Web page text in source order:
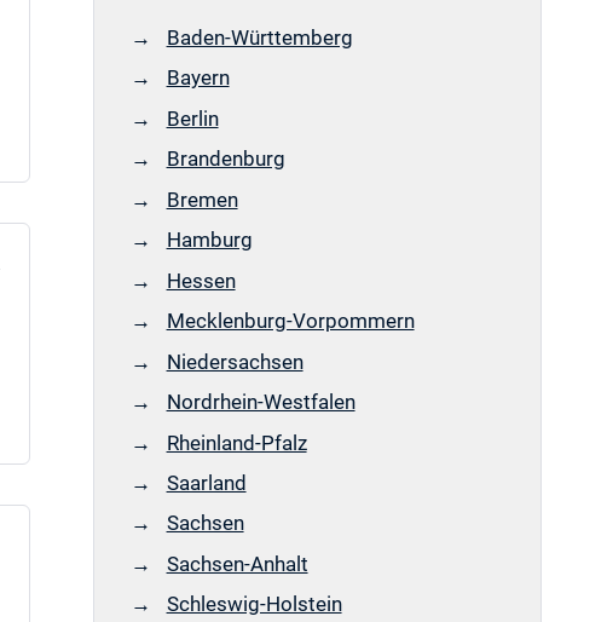
Baden-Württemberg
Bayern
Berlin
Brandenburg
Bremen
Hamburg
Hessen
Mecklenburg-Vorpommern
Niedersachsen
Nordrhein-Westfalen
Rheinland-Pfalz
Saarland
Sachsen
Sachsen-Anhalt
Schleswig-Holstein